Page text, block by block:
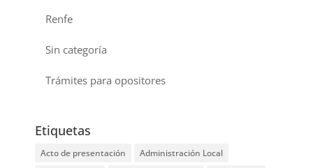
Renfe
Sin categoría
Trámites para opositores
Etiquetas
Acto de presentación
Administración Local